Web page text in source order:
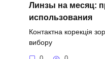
Линзы на месяц:
использования
Контактна корекція
вибору